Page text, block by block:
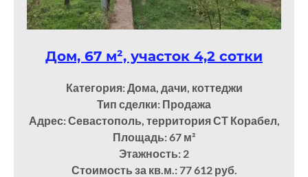
Дом, 67 м², участок 4,2 сотки
Категория: Дома, дачи, коттеджи
Тип сделки: Продажа
Адрес: Севастополь, территория СТ Корабел,
Площадь: 67 м²
Этажность: 2
Стоимость за кв.м.: 77 612 руб.